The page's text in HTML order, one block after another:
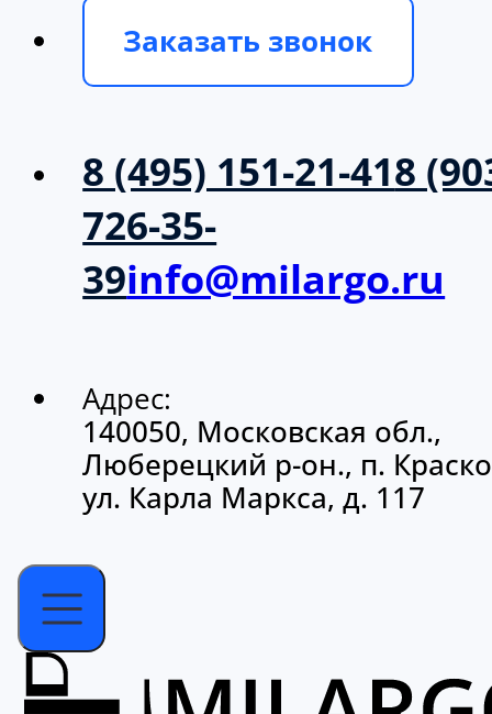
Заказать звонок
8 (495) 151-21-418
726-35-
39info@milargo.ru
Адрес:
140050, Московская обл.,
Люберецкий р-он., п.
ул. Карла Маркса, д. 117